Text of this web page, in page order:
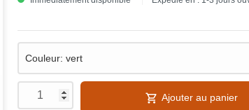
Ajouter au panier